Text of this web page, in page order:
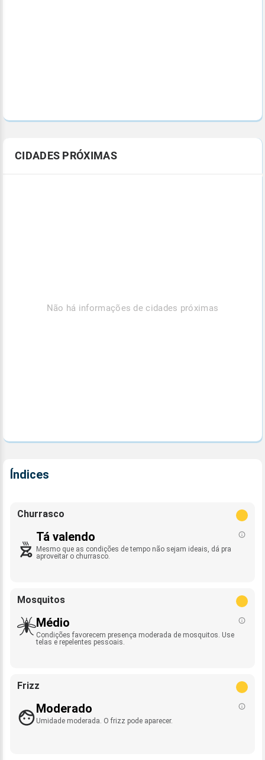
CIDADES PRÓXIMAS
Não há informações de cidades próximas
Índices
Churrasco
Tá valendo
Mesmo que as condições de tempo não sejam ideais, dá pra
aproveitar o churrasco.
Mosquitos
Médio
Condições favorecem presença moderada de mosquitos. Use
telas e repelentes pessoais.
Frizz
Moderado
Umidade moderada. O frizz pode aparecer.